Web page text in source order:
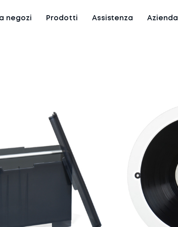
negozi Prodotti Assistenza Azienda